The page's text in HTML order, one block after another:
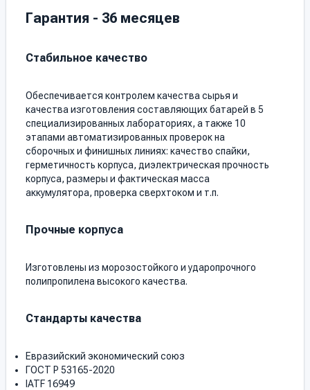
Гарантия - 36 месяцев
Стабильное качество
Обеспечивается контролем качества сырья и
качества изготовления составляющих батарей в 5
специализированных лабораториях, а также 10
этапами автоматизированных проверок на
сборочных и финишных линиях: качество спайки,
герметичность корпуса, диэлектрическая прочность
корпуса, размеры и фактическая масса
аккумулятора, проверка сверхтоком и т.п.
Прочные корпуса
Изготовлены из морозостойкого и ударопрочного
полипропилена высокого качества.
Стандарты качества
Евразийский экономический союз
ГОСТ Р 53165-2020
IATF 16949